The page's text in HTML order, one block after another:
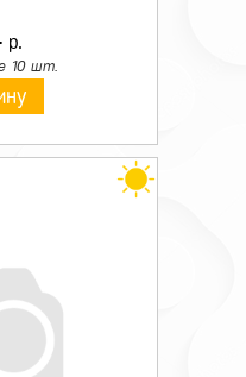
р.
10 шт.